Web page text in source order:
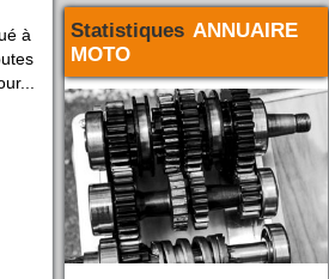
Statistiques ANNUAIRE
MOTO
à